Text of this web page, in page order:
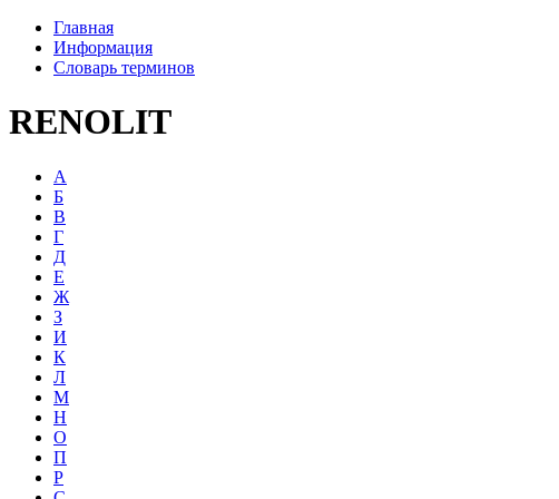
Главная
Информация
Словарь терминов
RENOLIT
А
Б
В
Г
Д
Е
Ж
З
И
К
Л
М
Н
О
П
Р